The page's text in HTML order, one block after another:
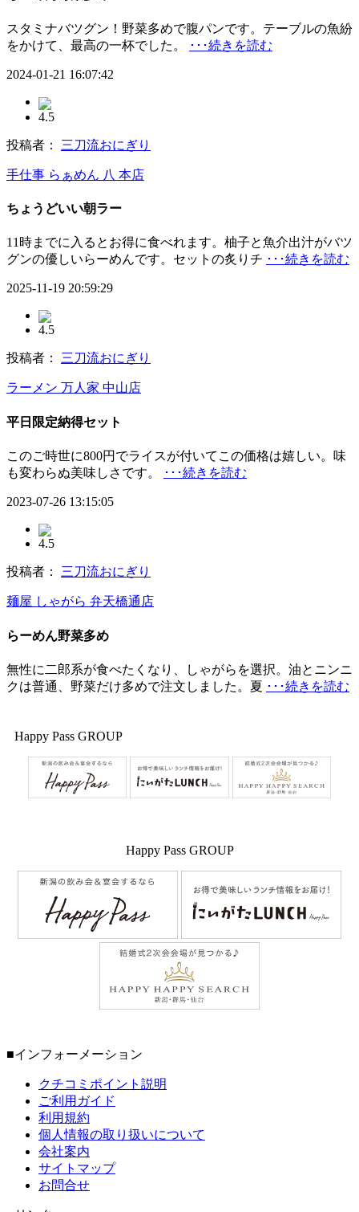
スタミナバツグン！野菜多めで腹パンです。テーブルの魚紛
をかけて、最高の一杯でした。
･･･続きを読む
2024-01-21 16:07:42
4.5
投稿者： 三刀流おにぎり
手仕事 らぁめん 八 本店
ちょうどいい朝ラー
11時までに入るとお得に食べれます。柚子と魚介出汁がバツ
グンの優しいらーめんです。セットの炙りチ ･･･続きを読む
2025-11-19 20:59:29
4.5
投稿者： 三刀流おにぎり
ラーメン 万人家 中山店
平日限定納得セット
このご時世に800円でライスが付いてこの価格は嬉しい。味
も変わらぬ美味しさです。
･･･続きを読む
2023-07-26 13:15:05
4.5
投稿者： 三刀流おにぎり
麺屋 しゃがら 弁天橋通店
らーめん野菜多め
無性に二郎系が食べたくなり、しゃがらを選択。油とニンニ
クは普通、野菜だけ多めで注文しました。夏 ･･･続きを読む
Happy Pass GROUP
Happy Pass GROUP
■インフォーメーション
クチコミポイント説明
ご利用ガイド
利用規約
個人情報の取り扱いについて
会社案内
サイトマップ
お問合せ